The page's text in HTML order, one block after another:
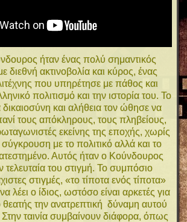
ήταν ένας πολύ σημαντικός
διεθνή ακτινοβολία και κύρος, ένας
που υπηρέτησε με πάθος και
πολιτισμό και την ιστορία του. Το
και αλήθεια τον ώθησε να
τους απόκληρους, τους πληβείους,
εκείνης της εποχής, χωρίς
με το πολιτικό αλλά και το
Αυτός ήταν ο Κούνδουρος
τελευταία του στιγμή. Το συμπόσιο
στιγμές, «το τίποτα ενός τίποτα»
λέει ο ίδιος, ωστόσο είναι αρκετές για
θεατής την ανατρεπτική δύναμη αυτού
ταινία συμβαίνουν διάφορα, όπως